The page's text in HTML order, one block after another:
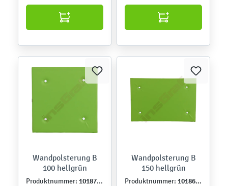
Wandpolsterung B
100 hellgrün
Produktnummer: 101870PU
Wandpolsterung B
150 hellgrün
Produktnummer: 101869PU